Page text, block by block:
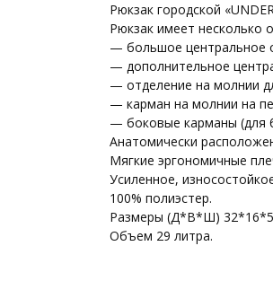
Рюкзак городской
Рюкзак имеет несколько
— большое центральное
— дополнительное
— отделение на молнии
— карман на молнии на
— боковые карманы (для
Анатомически
Мягкие эргономичные
Усиленное,
100% полиэстер.
Размеры (Д*В*Ш)
Объем 29 литра.